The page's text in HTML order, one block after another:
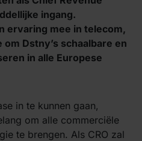
ingang.
ervaring mee in telecom,
Dstny’s schaalbare en
in alle Europese
in te kunnen gaan,
om alle commerciële
te brengen. Als CRO zal